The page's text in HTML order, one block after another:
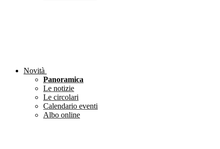
Novità
Panoramica
Le notizie
Le circolari
Calendario eventi
Albo online